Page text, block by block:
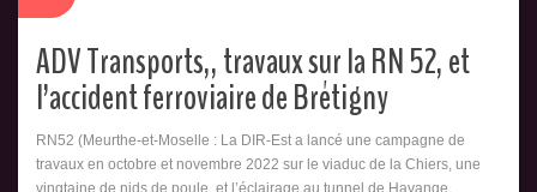
ADV Transports,, travaux sur la RN 52, et
l’accident ferroviaire de Brétigny
RN52 (Meurthe-et-Moselle : La DIR-Est a lancé une campagne de
travaux en octobre et novembre 2022 sur le viaduc de la Chiers, une
vingtaine de nids de poule, et l’éclairage au tunnel de Hayange.